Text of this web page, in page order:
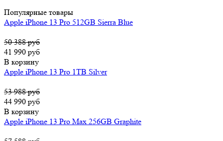
Популярные товары
Apple iPhone 13 Pro 512GB Sierra Blue
50 388 руб
41 990 руб
В корзину
Apple iPhone 13 Pro 1TB Silver
53 988 руб
44 990 руб
В корзину
Apple iPhone 13 Pro Max 256GB Graphite